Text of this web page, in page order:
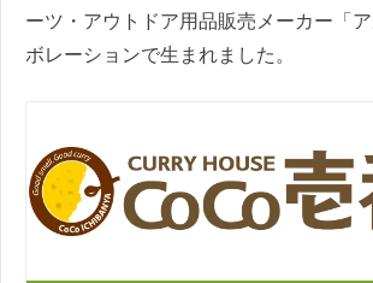
ーツ・アウトドア用品販売メーカー「
ボレーションで生まれました。